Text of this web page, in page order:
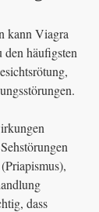
kann Viagra
häufigsten
dass